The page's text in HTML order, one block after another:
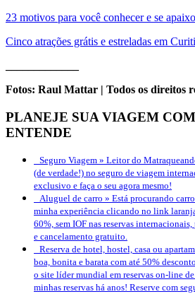
23 motivos para você conhecer e se
Cinco atrações grátis e estreladas em
Fotos: Raul Mattar | Todos os direitos
PLANEJE SUA VIAGEM
ENTENDE
Seguro Viagem » Leitor do
(de verdade!) no seguro de viagem
exclusivo e faça o seu agora mesmo!
Aluguel de carro » Está procurando
minha experiência clicando no link
60%, sem IOF nas reservas
e cancelamento gratuito.
Reserva de hotel, hostel, casa ou
boa, bonita e barata com até 50%
o site líder mundial em reservas on-line
minhas reservas há anos! Reserve com